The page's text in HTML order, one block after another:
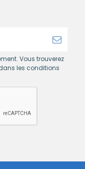
Vous trouverez
les conditions